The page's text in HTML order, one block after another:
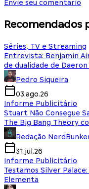
Envie seu comentário
Recomendados
Séries, TV e Streaming
Entrevista: Benjamin
de dualidade de
Pedro Siqueira
03.ago.26
Informe Publicitário
Stuart Não Consegue
The Big Bang Theory
Redação
31.jul.26
Informe Publicitário
Testamos Silver
Elementa